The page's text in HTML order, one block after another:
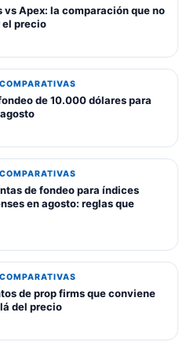
vs Apex: la comparación que no
el precio
de 10.000 dólares para
de fondeo para índices
en agosto: reglas que
de prop firms que conviene
del precio